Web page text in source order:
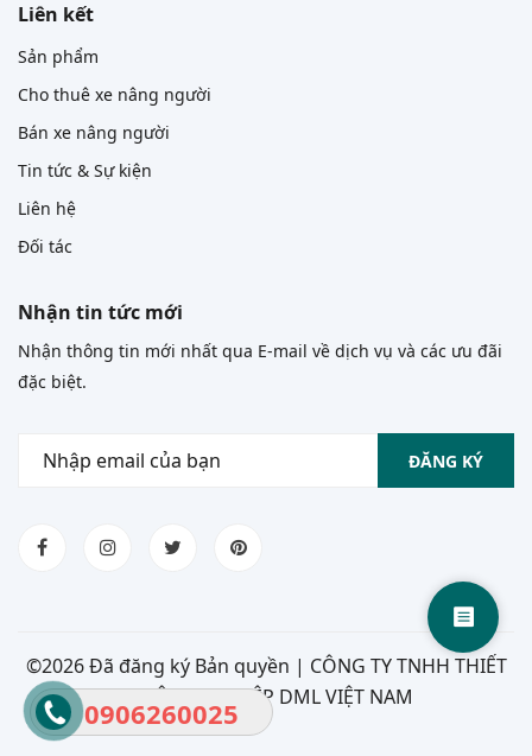
0906260025
Liên kết
Sản phẩm
Cho thuê xe nâng người
Bán xe nâng người
Tin tức & Sự kiện
Liên hệ
Đối tác
Nhận tin tức mới
Nhận thông tin mới nhất qua E-mail về dịch vụ và các ưu đãi
đặc biệt.
ĐĂNG KÝ
©2026 Đã đăng ký Bản quyền | CÔNG TY TNHH THIẾT
BỊ CÔNG NGHIỆP DML VIỆT NAM